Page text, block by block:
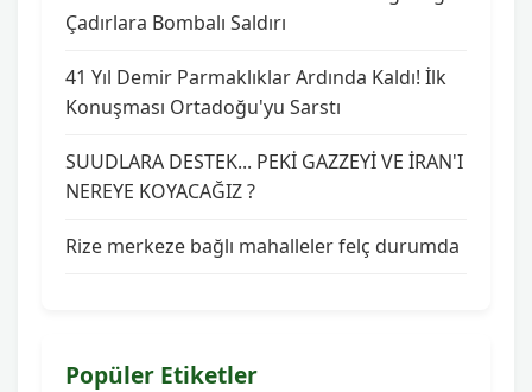
Çadırlara Bombalı Saldırı
41 Yıl Demir Parmaklıklar Ardında Kaldı! İlk
Konuşması Ortadoğu'yu Sarstı
SUUDLARA DESTEK... PEKİ GAZZEYİ VE İRAN'I
NEREYE KOYACAĞIZ ?
Rize merkeze bağlı mahalleler felç durumda
Popüler Etiketler